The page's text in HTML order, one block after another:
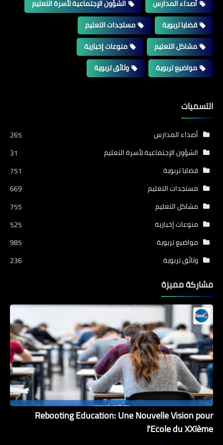
أصداء المدارس
الشؤون الإجتماعية لأسرة التعليم
قضايا تربوية
مستجدات التعليم
مشاكل التعليم
منوعات إخبارية
مواضيع تربوية
وثائق تربوية
التسميات
أصداء المدارس
265
الشؤون الإجتماعية لأسرة التعليم
31
قضايا تربوية
751
مستجدات التعليم
669
مشاكل التعليم
755
منوعات إخبارية
525
مواضيع تربوية
985
وثائق تربوية
236
مشاركة مميزة
Rebooting Education: Une Nouvelle Vision pour
l'Ecole du XXIème